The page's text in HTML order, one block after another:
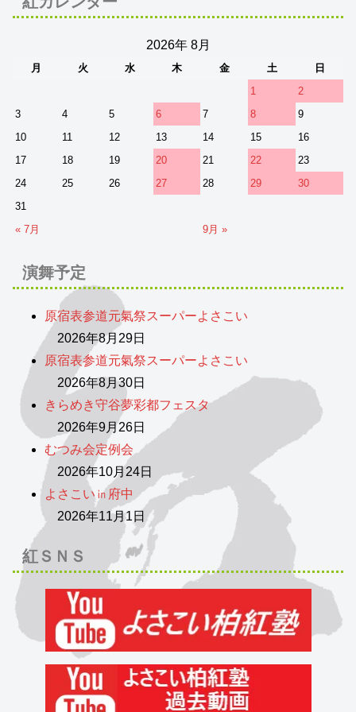
2026年 8月
月 火 水 木 金 土
日
1
2
3
4 5 6 7 8
9
10
11 12 13 14 15
16
17
18 19 20 21 22
23
24
25 26 27 28 29
30
31
« 7月
9月 »
演舞予定
原宿表参道元氣祭スーパーよさこい
2026年8月29日
原宿表参道元氣祭スーパーよさこい
2026年8月30日
きらめき守谷夢彩都フェスタ
2026年9月26日
むつみ会定例会
2026年10月24日
よさこい㏌府中
2026年11月1日
紅ＳＮＳ